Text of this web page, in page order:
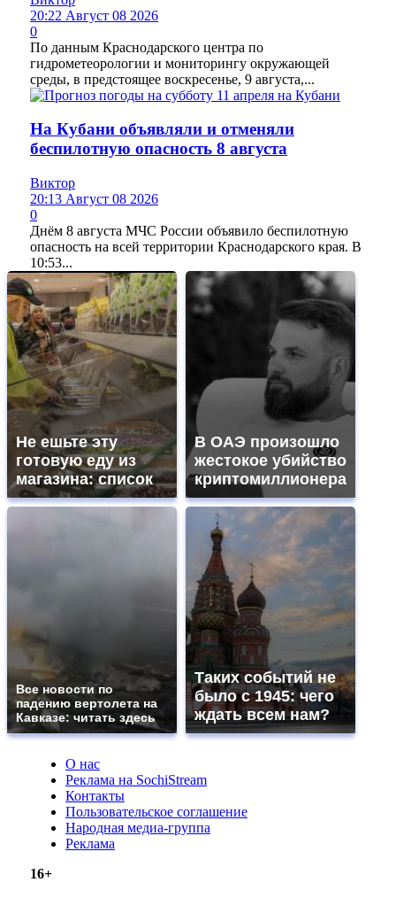
20:22 Август 08 2026
0
По данным Краснодарского центра по
гидрометеорологии и мониторингу окружающей
среды, в предстоящее воскресенье, 9 августа,...
На Кубани объявляли и отменяли
беспилотную опасность 8 августа
Виктор
20:13 Август 08 2026
0
Днём 8 августа МЧС России объявило беспилотную
опасность на всей территории Краснодарского края. В
10:53...
Не ешьте эту
готовую еду из
магазина: список
В ОАЭ произошло
жестокое убийство
криптомиллионера
Все новости по
падению вертолета на
Кавказе: читать здесь
Таких событий не
было с 1945: чего
ждать всем нам?
О нас
Реклама на SochiStream
Контакты
Пользовательское соглашение
Народная медиа-группа
Реклама
16+